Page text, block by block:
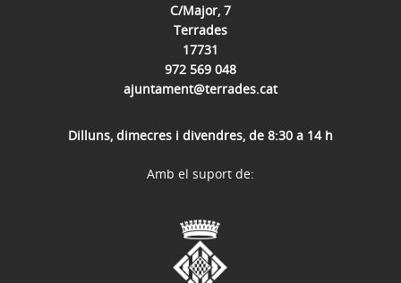
C/Major, 7
Terrades
17731
972 569 048
ajuntament@terrades.cat
Dilluns, dimecres i divendres, de 8:30 a 14 h
Amb el suport de: